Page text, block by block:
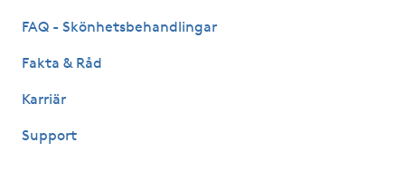
Idrottsmassage
IPL hårborttagning
FAQ - Skönhetsbehandlingar
Fakta & Råd
Karriär
Support